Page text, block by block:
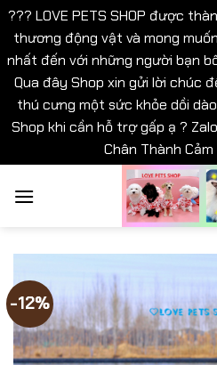
??? LOVE PETS SHOP được
thương động vật và mong
nhất đến với những người bạn
Qua đây Shop xin gửi lời chúc
thú cưng một sức khỏe dồi
Shop khi cần hỗ trợ gấp ạ ?
Chân Thành Cảm
qua
-12%